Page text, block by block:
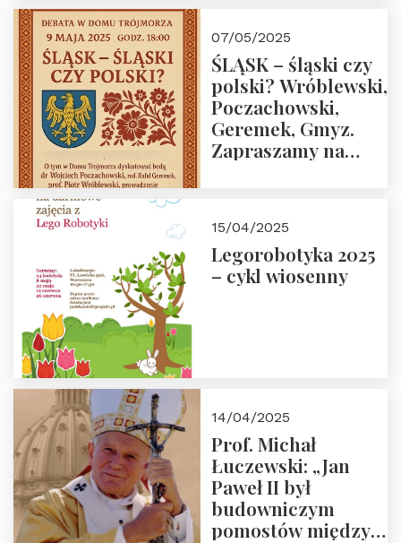
07/05/2025
ŚLĄSK – śląski czy
polski? Wróblewski,
Poczachowski,
Geremek, Gmyz.
Zapraszamy na
Trójmorza.
15/04/2025
Legorobotyka 2025
– cykl wiosenny
14/04/2025
Prof. Michał
Łuczewski: „Jan
Paweł II był
budowniczym
pomostów między